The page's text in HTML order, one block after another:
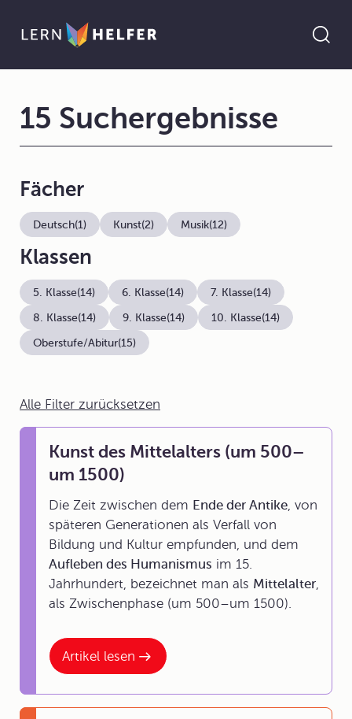
Alle Filter zurücksetzen
Artikel lesen
Kunst des Mittelalters (um 500–
um 1500)
Die Zeit zwischen dem Ende der Antike, von
späteren Generationen als Verfall von
Bildung und Kultur empfunden, und dem
Aufleben des Humanismus im 15.
Jahrhundert, bezeichnet man als Mittelalter,
als Zwischenphase (um 500–um 1500).
15 Suchergebnisse
Fächer
Deutsch(1) Kunst(2) Musik(12)
Klassen
5. Klasse(14) 6. Klasse(14) 7. Klasse(14)
8. Klasse(14) 9. Klasse(14) 10. Klasse(14)
Oberstufe/Abitur(15)